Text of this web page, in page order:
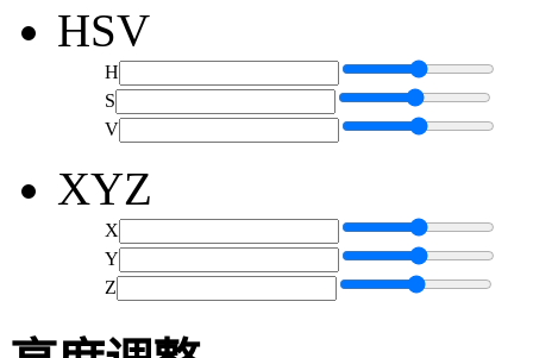
HSV
H
S
V
XYZ
X
Y
Z